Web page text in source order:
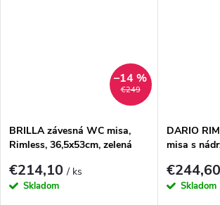
€249
–14 %
BRILLA závesná WC misa,
Rimless, 36,5x53cm, zelená
€214,10/ ks
Skladom
DARIO
misa s
Skladom